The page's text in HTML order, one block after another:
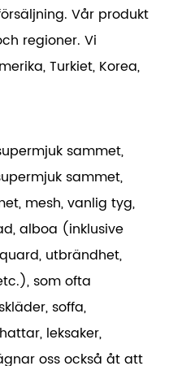
Vår produkt
regioner. Vi
Turkiet, Korea,
sammet,
sammet,
mesh, vanlig tyg,
alboa (inklusive
utbrändhet,
som ofta
soffa,
leksaker,
oss också åt att